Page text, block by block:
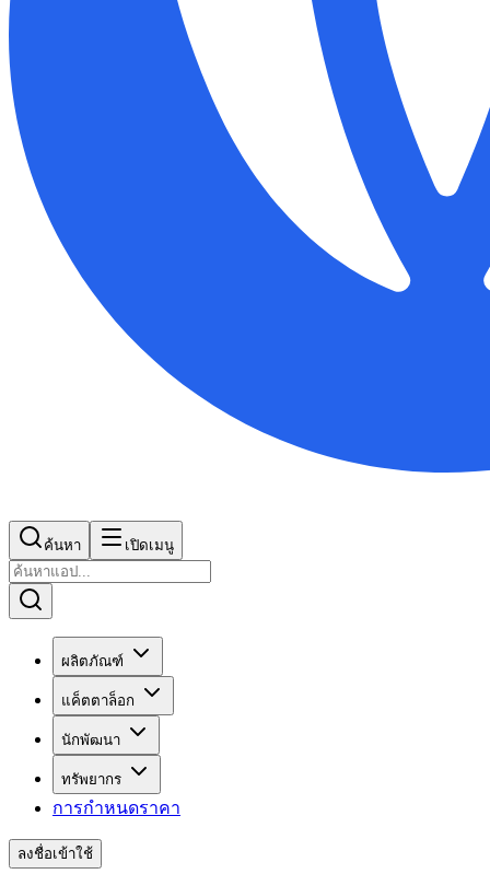
ค้นหา เปิดเมนู
ผลิตภัณฑ์
แค็ตตาล็อก
นักพัฒนา
ทรัพยากร
การกำหนดราคา
ลงชื่อเข้าใช้